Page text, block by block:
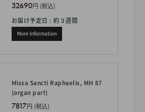
32690円 (税込)
お届け予定日 : 約３週間
More Information
Missa Sancti Raphaelis, MH 87
(organ part)
7817円 (税込)